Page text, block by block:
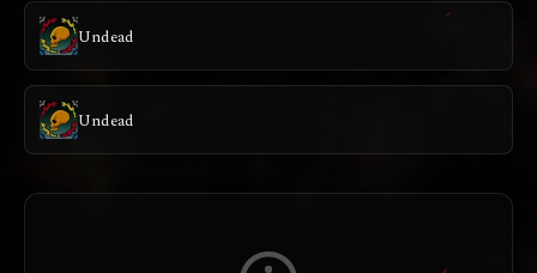
Undead
Undead